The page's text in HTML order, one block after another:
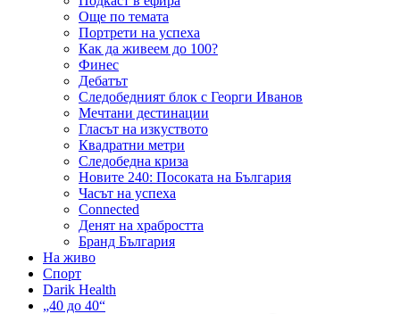
Още по темата
Портрети на успеха
Как да живеем до 100?
Финес
Дебатът
Следобедният блок с Георги Иванов
Мечтани дестинации
Гласът на изкуството
Квадратни метри
Следобедна криза
Новите 240: Посоката на България
Часът на успеха
Connected
Денят на храбростта
Бранд България
На живо
Спорт
Darik Health
„40 до 40“